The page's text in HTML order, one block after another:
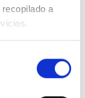
a
B-II: 1100 ..